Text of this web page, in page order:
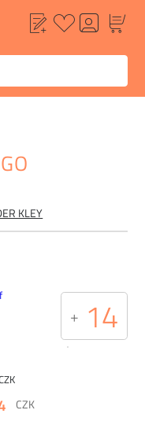
KLEY
+ 14
CZK